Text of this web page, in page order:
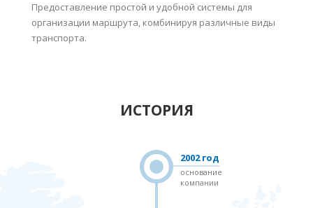
Предоставление простой и удобной системы для
организации маршрута, комбинируя различные виды
транспорта.
ИСТОРИЯ
2002 год
основание
компании